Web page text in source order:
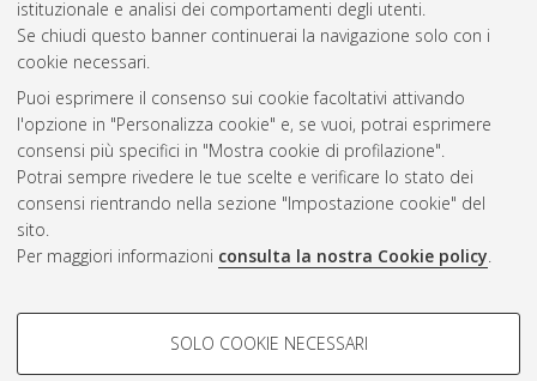
istituzionale e analisi dei comportamenti degli utenti.
Se chiudi questo banner continuerai la navigazione solo con i
cookie necessari.
Puoi esprimere il consenso sui cookie facoltativi attivando
l'opzione in "Personalizza cookie" e, se vuoi, potrai esprimere
consensi più specifici in "Mostra cookie di profilazione".
Potrai sempre rivedere le tue scelte e verificare lo stato dei
consensi rientrando nella sezione "Impostazione cookie" del
sito.
Per maggiori informazioni consulta la nostra Cookie policy.
COOKIE DI PROFILAZIONE -
SOLO COOKIE NECESSARI
Atom
Rss 1.0
Rss 2.0
ISSN: 2038-7946
Impostazioni Cookie
Informativa sulla privacy
Condizioni d’uso del sito